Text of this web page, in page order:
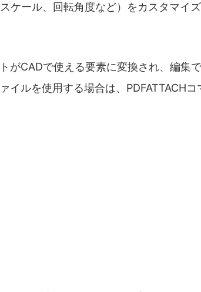
ケール、回転角度など）をカスタマイ
がCADで使える要素に変換され、編集
イルを使用する場合は、PDFATTACHコ